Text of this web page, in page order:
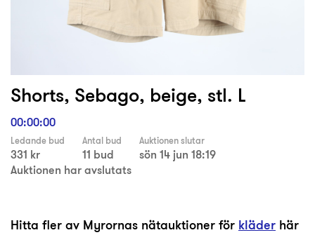
Shorts, Sebago, beige, stl. L
00:00:00
Ledande bud
331 kr
Antal bud
11 bud
Auktionen slutar
sön 14 jun 18:19
Auktionen har avslutats
Hitta fler av Myrornas nätauktioner för kläder här